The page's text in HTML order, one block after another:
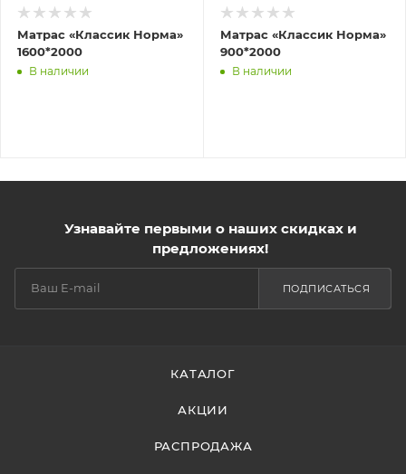
Матрас «Классик Норма»
1600*2000
В наличии
Матрас «Классик Норма»
900*2000
В наличии
Узнавайте первыми о наших скидках и
предложениях!
ПОДПИСАТЬСЯ
КАТАЛОГ
АКЦИИ
РАСПРОДАЖА